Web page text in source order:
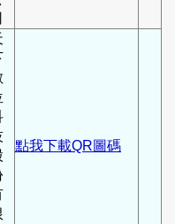
點我下載QR圖碼